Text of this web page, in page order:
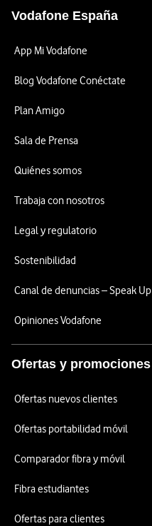
Vodafone España
App Mi Vodafone
Blog Vodafone Conéctate
Plan Amigo
Sala de Prensa
Quiénes somos
Trabaja con nosotros
Legal y regulatorio
Sostenibilidad
Canal de denuncias – Speak Up
Opiniones Vodafone
Ofertas y promociones
Ofertas nuevos clientes
Ofertas portabilidad móvil
Comparador fibra y móvil
Fibra estudiantes
Ofertas para clientes